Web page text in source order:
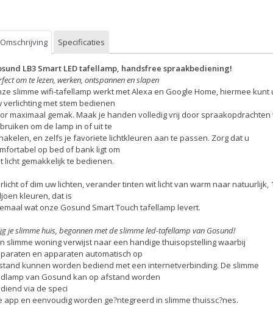
Omschrijving Specificaties
LB3 Smart LED tafellamp, handsfree spraakbediening!
om te lezen, werken, ontspannen en slapen
slimme wifi-tafellamp werkt met Alexa en Google Home, hiermee kunt
verlichting met stem bedienen
maximaal gemak. Maak je handen volledig vrij door spraakopdrachten
om de lamp in of uit te
en zelfs je favoriete lichtkleuren aan te passen. Zorg dat u
op bed of bank ligt om
licht gemakkelijk te bedienen.
of dim uw lichten, verander tinten wit licht van warm naar natuurlijk,
kleuren, dat is
wat onze Gosund Smart Touch tafellamp levert.
je slimme huis, begonnen met de slimme led-tafellamp van Gosund!
slimme woning verwijst naar een handige thuisopstelling waarbij
en apparaten automatisch op
kunnen worden bediend met een internetverbinding. De slimme
van Gosund kan op afstand worden
via de speci
app en eenvoudig worden ge?ntegreerd in slimme thuissc?nes.